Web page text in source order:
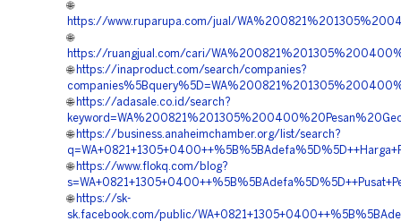
🌐
https://www.ruparupa.com/jual/
🌐
https://ruangjual.com/cari/
🌐 https://inaproduct.com/search/companies?
🌐 https://adasale.co.id/search?
🌐 https://business.anaheimchamber.org/list/search?
🌐 https://www.flokq.com/blog?
🌐 https://sk-
sk.facebook.com/public/